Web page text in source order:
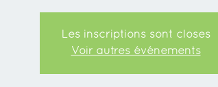
Les inscriptions sont closes
Voir autres événements